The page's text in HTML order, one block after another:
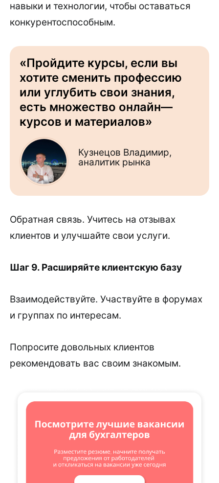
навыки и технологии, чтобы оставаться
конкурентоспособным.
«Пройдите курсы, если вы
хотите сменить профессию
или углубить свои знания,
есть множество онлайн—
курсов и материалов»
Кузнецов Владимир,
аналитик рынка
Обратная связь. Учитесь на отзывах
клиентов и улучшайте свои услуги.
Шаг 9. Расширяйте клиентскую базу
Взаимодействуйте. Участвуйте в форумах
и группах по интересам.
Попросите довольных клиентов
рекомендовать вас своим знакомым.